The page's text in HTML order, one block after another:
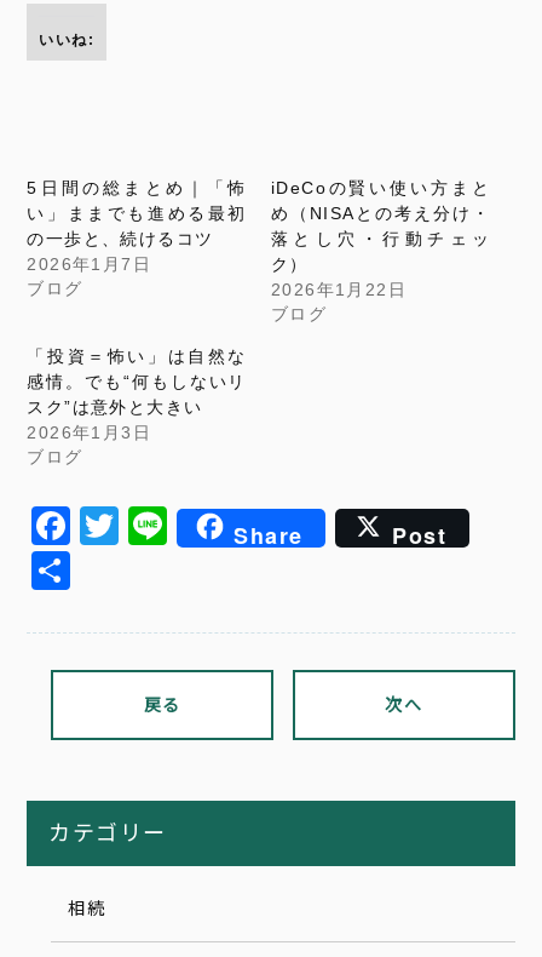
いいね:
5日間の総まとめ｜「怖
い」ままでも進める最初
の一歩と、続けるコツ
2026年1月7日
ブログ
iDeCoの賢い使い方まと
め（NISAとの考え分け・
落とし穴・行動チェッ
ク）
2026年1月22日
ブログ
「投資＝怖い」は自然な
感情。でも“何もしないリ
スク”は意外と大きい
2026年1月3日
ブログ
Facebook
Twitter
LineShare Post
戻る 次へ
カテゴリー
相続